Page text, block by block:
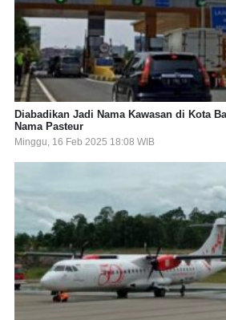
Diabadikan Jadi Nama Kawasan di Kota
Nama Pasteur
Minggu, 16 Feb 2025 18:08 WIB